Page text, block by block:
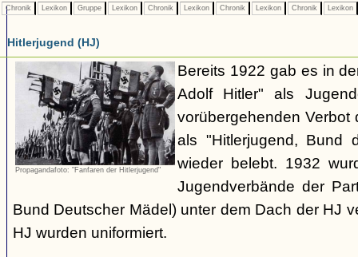
Chronik Lexikon Gruppe Lexikon Chronik Lexikon Chronik Lexikon Chronik Lexikon
Hitlerjugend (HJ)
Propagandafoto: "Fanfaren der Hitlerjugend"
Bereits 1922 gab es in
Adolf Hitler" als
vorübergehenden Verbot
als "Hitlerjugend, Bund
wieder belebt. 1932
Jugendverbände der
Bund Deutscher Mädel) unter dem Dach der HJ
HJ wurden uniformiert.